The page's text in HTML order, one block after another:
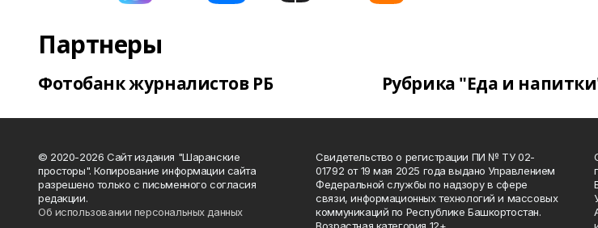
Партнеры
Фотобанк журналистов РБ Рубрика "Еда и
© 2020-2026 Сайт издания "Шаранские
просторы". Копирование информации сайта
разрешено только с письменного согласия
редакции.
Об использовании персональных данных
Свидетельство о регистрации ПИ № ТУ 02-
01792 от 19 мая 2025 года выдано Управлением
Федеральной службы по надзору в сфере
связи, информационных технологий и массовых
коммуникаций по Республике Башкортостан.